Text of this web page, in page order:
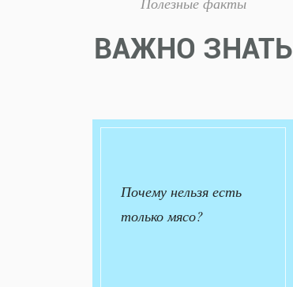
ВАЖНО ЗНАТЬ
Почему нельзя есть
только мясо?